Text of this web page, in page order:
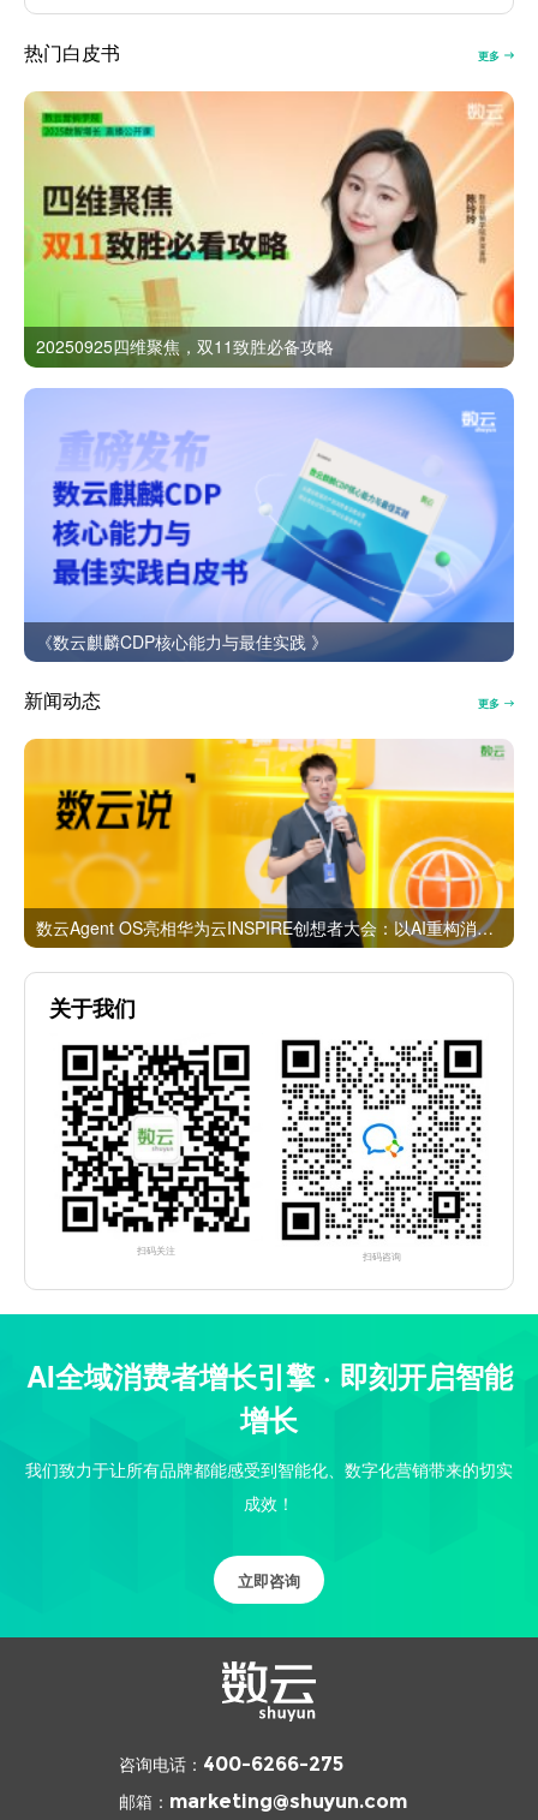
热门白皮书 更多
20250925四维聚焦，双11致胜必备攻略
《数云麒麟CDP核心能力与最佳实践 》
新闻动态 更多
数云Agent OS亮相华为云INSPIRE创想者大会：以AI重构消费者运营与零售营销新范式
关于我们
扫码关注 扫码咨询
AI全域消费者增长引擎 · 即刻开启智能
增长
我们致力于让所有品牌都能感受到智能化、数字化营销带来的切实
成效！
立即咨询
咨询电话： 400-6266-275
邮箱： marketing@shuyun.com